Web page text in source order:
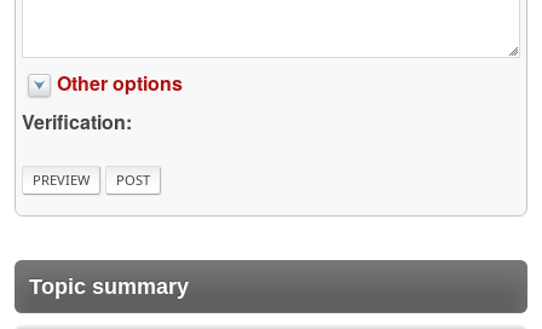
Other options
Verification:
Topic summary